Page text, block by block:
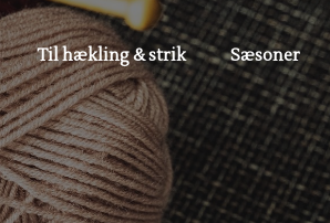
Til hækling & strik Sæsoner